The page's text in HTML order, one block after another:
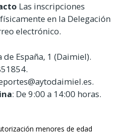
Las inscripciones
en la Delegación
electrónico.
de España, 1 (Daimiel).
: De 9:00 a 14:00 horas.
menores de edad